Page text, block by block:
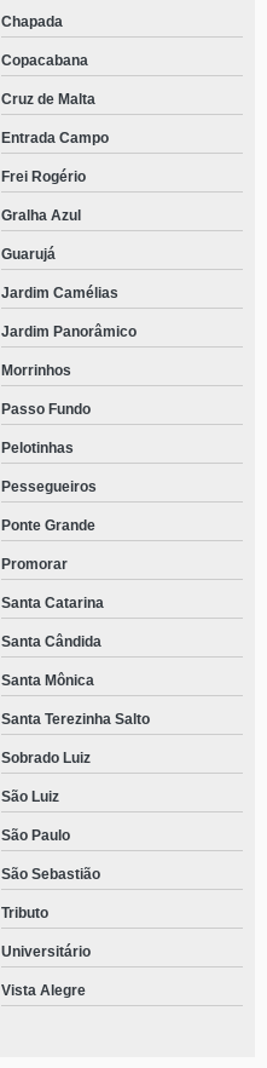
Chapada
Copacabana
Cruz de Malta
Entrada Campo
Frei Rogério
Gralha Azul
Guarujá
Jardim Camélias
Jardim Panorâmico
Morrinhos
Passo Fundo
Pelotinhas
Pessegueiros
Ponte Grande
Promorar
Santa Catarina
Santa Cândida
Santa Mônica
Santa Terezinha Salto
Sobrado Luiz
São Luiz
São Paulo
São Sebastião
Tributo
Universitário
Vista Alegre